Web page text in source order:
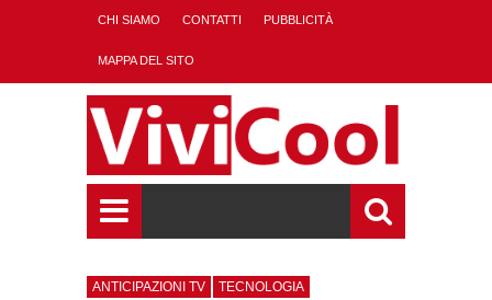
CHI SIAMO CONTATTI PUBBLICITÀ
MAPPA DEL SITO
ANTICIPAZIONI TV TECNOLOGIA